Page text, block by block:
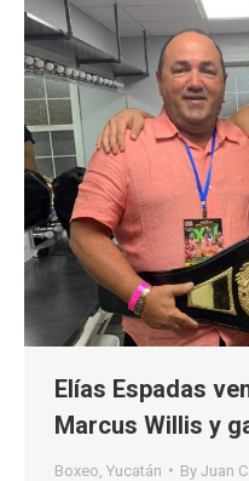
Elías Espadas
Marcus Willis y
Boxeo Yucatán By Juan